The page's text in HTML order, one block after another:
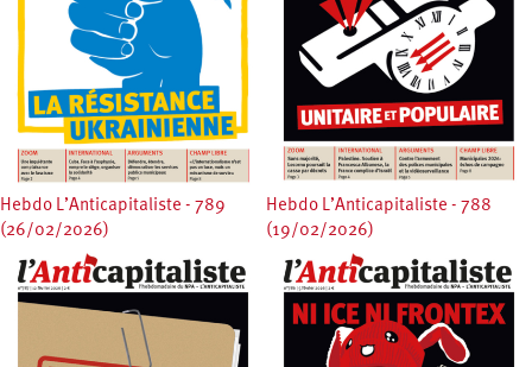
Hebdo L’Anticapitaliste - 789
(26/02/2026)
Hebdo L’Anticapitaliste - 788
(19/02/2026)